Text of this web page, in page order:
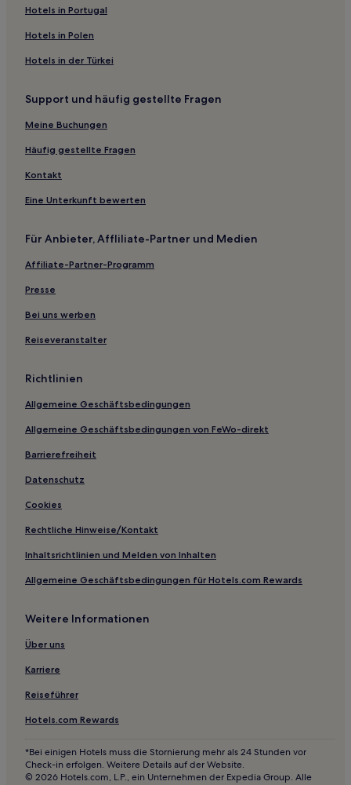
2-Sterne-Hotels in Emeishan
4-Sterne-Hotels in Emeishan
2-Sterne-Hotels in Dazhu
5-Sterne-Hotels in Kreis Jiuzhaigou
4-Sterne-Hotels in Leshan
2-Sterne-Hotels in Leshan
3-Sterne-Hotels in Mianyang
3-Sterne-Hotels in Chengdu
Hotels nahe Gongxing-Station
Sichuan: Hotels
Hotels nahe Honghe-Station
Hotels nahe U-Bahn-Station Moziqiao
Shahepu Hotels
Hotels nahe Sichuan University Jiang'an Campus-Station
Hotels nahe People's Park-Station
Hotels nahe Wuhou Avenue-Station
Hotels nahe U-Bahn-Station Jinhua
Hotels nahe Station Hi-Tech Zone
Hotels nahe Bahnhof Terminal 2 Shuangliu International
Hotels nahe Chengdu Westbahnhof
Unterbezirk Zhonghe Hotels
Hotels nahe Century City International Exhibition Center
Hotels nahe Tianfu Commercial District Station
Hotels nahe Xinglong Lake Station
Hotels in Portugal
Hotels in Polen
Hotels in der Türkei
Support und häufig gestellte Fragen
Meine Buchungen
Häufig gestellte Fragen
Kontakt
Eine Unterkunft bewerten
Für Anbieter, Affliliate-Partner und Medien
Affiliate-Partner-Programm
Presse
Bei uns werben
Reiseveranstalter
Richtlinien
Allgemeine Geschäftsbedingungen
Allgemeine Geschäftsbedingungen von FeWo-direkt
Barrierefreiheit
Datenschutz
Cookies
Rechtliche Hinweise/Kontakt
Inhaltsrichtlinien und Melden von Inhalten
Allgemeine Geschäftsbedingungen für Hotels.com Rewards
Weitere Informationen
Über uns
Karriere
Reiseführer
Hotels.com Rewards
*Bei einigen Hotels muss die Stornierung mehr als 24 Stunden vor
Check-in erfolgen. Weitere Details auf der Website.
© 2026 Hotels.com, L.P., ein Unternehmen der Expedia Group. Alle